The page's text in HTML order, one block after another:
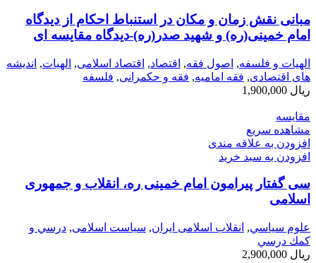
مبانی نقش زمان و مکان در استنباط احکام از دیدگاه
امام خمینی(ره) و شهید صدر(ره)-دیدگاه مقایسه ای
الهیات و فلسفه, اصول فقه, اقتصاد, اقتصاد اسلامی, الهيات, اندیشه
های اقتصادی, فقه امامیه, فقه و حکمرانی, فلسفه
ریال
مقایسه
مشاهده سریع
افزودن به علاقه مندی
افزودن به سبد خرید
سی گفتار پیرامون امام خمینی ره، انقلاب و جمهوری
اسلامی
علوم سياسي, انقلاب اسلامی ایران, سیاست اسلامی, درسي و
كمك درسي
ریال